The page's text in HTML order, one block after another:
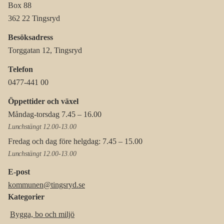
Box 88
362 22 Tingsryd
Besöksadress
Torggatan 12, Tingsryd
Telefon
0477-441 00
Öppettider och växel
Måndag-torsdag 7.45 – 16.00
Lunchstängt 12.00-13.00
Fredag och dag före helgdag: 7.45 – 15.00
Lunchstängt 12.00-13.00
E-post
kommunen@tingsryd.se
Kategorier
Bygga, bo och miljö